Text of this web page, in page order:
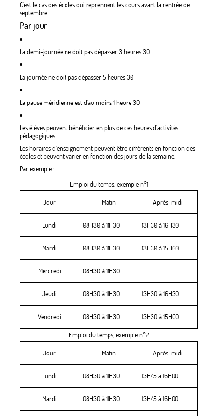
C'est le cas des écoles qui reprennent les cours avant la rentrée de
septembre.
Par jour
La demi-journée ne doit pas dépasser 3 heures 30
La journée ne doit pas dépasser 5 heures 30
La pause méridienne est d'au moins 1 heure 30
Les élèves peuvent bénéficier en plus de ces heures d'activités
pédagogiques
Les horaires d'enseignement peuvent être différents en fonction des
écoles et peuvent varier en fonction des jours de la semaine.
Par exemple :
Emploi du temps, exemple n°1
Jour Matin Après-midi
Lundi 08H30 à 11H30 13H30 à 16H30
Mardi 08H30 à 11H30 13H30 à 15H00
Mercredi 08H30 à 11H30
Jeudi 08H30 à 11H30 13H30 à 16H30
Vendredi 08H30 à 11H30 13H30 à 15H00
Emploi du temps, exemple n°2
Jour Matin Après-midi
Lundi 08H30 à 11H30 13H45 à 16H00
Mardi 08H30 à 11H30 13H45 à 16H00